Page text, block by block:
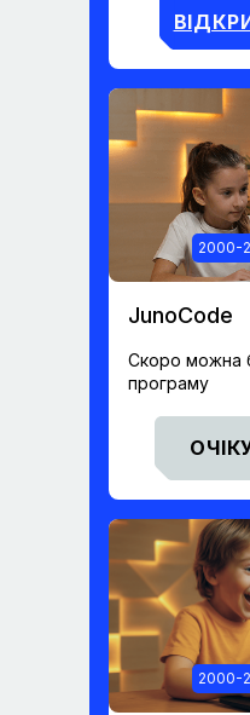
JunoCode
Скоро можна
програму
2000-
2000-